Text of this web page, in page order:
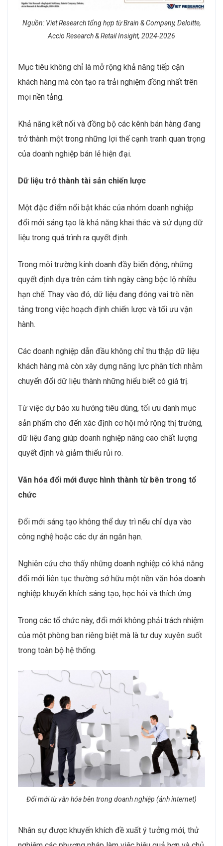
Nguồn: Viet Research tổng hợp từ Brain & Company, Deloitte,
Accio Research & Retail Insight, 2024-2026
Mục tiêu không chỉ là mở rộng khả năng tiếp cận
khách hàng mà còn tạo ra trải nghiệm đồng nhất trên
mọi nền tảng.
Khả năng kết nối và đồng bộ các kênh bán hàng đang
trở thành một trong những lợi thế cạnh tranh quan trọng
của doanh nghiệp bán lẻ hiện đại.
Dữ liệu trở thành tài sản chiến lược
Một đặc điểm nổi bật khác của nhóm doanh nghiệp
đổi mới sáng tạo là khả năng khai thác và sử dụng dữ
liệu trong quá trình ra quyết định.
Trong môi trường kinh doanh đầy biến động, những
quyết định dựa trên cảm tính ngày càng bộc lộ nhiều
hạn chế. Thay vào đó, dữ liệu đang đóng vai trò nền
tảng trong việc hoạch định chiến lược và tối ưu vận
hành.
Các doanh nghiệp dẫn đầu không chỉ thu thập dữ liệu
khách hàng mà còn xây dựng năng lực phân tích nhằm
chuyển đổi dữ liệu thành những hiểu biết có giá trị.
Từ việc dự báo xu hướng tiêu dùng, tối ưu danh mục
sản phẩm cho đến xác định cơ hội mở rộng thị trường,
dữ liệu đang giúp doanh nghiệp nâng cao chất lượng
quyết định và giảm thiểu rủi ro.
Văn hóa đổi mới được hình thành từ bên trong tổ
chức
Đổi mới sáng tạo không thể duy trì nếu chỉ dựa vào
công nghệ hoặc các dự án ngắn hạn.
Nghiên cứu cho thấy những doanh nghiệp có khả năng
đổi mới liên tục thường sở hữu một nền văn hóa doanh
nghiệp khuyến khích sáng tạo, học hỏi và thích ứng.
Trong các tổ chức này, đổi mới không phải trách nhiệm
của một phòng ban riêng biệt mà là tư duy xuyên suốt
trong toàn bộ hệ thống.
Đổi mới từ văn hóa bên trong doanh nghiệp (ảnh internet)
Nhân sự được khuyến khích đề xuất ý tưởng mới, thử